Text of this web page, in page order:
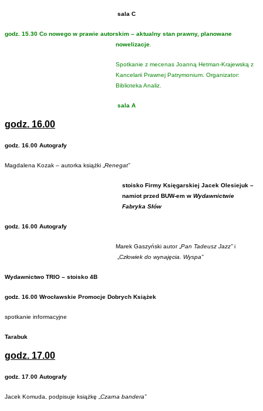
sala C
godz. 15.30 Co nowego w prawie autorskim – aktualny stan prawny, planowane
nowelizacje.
Spotkanie z mecenas Joanną Hetman-Krajewską z
Kancelarii Prawnej Patrymonium. Organizator:
Biblioteka Analiz.
sala A
godz. 16.00
godz. 16.00 Autografy
Magdalena Kozak – autorka książki „ Renegat”
stoisko Firmy Księgarskiej Jacek Olesiejuk –
namiot przed BUW-em w Wydawnictwie
Fabryka Słów
godz. 16.00 Autografy
Marek Gaszyński autor „ Pan Tadeusz Jazz”i
Człowiek do wynajęcia. Wyspa”
Wydawnictwo TRIO – stoisko 4B
godz. 16.00 Wrocławskie Promocje Dobrych Książek
spotkanie informacyjne
Tarabuk
godz. 17.00
godz. 17.00 Autografy
Jacek Komuda, podpisuje książkę „ Czarna bandera”